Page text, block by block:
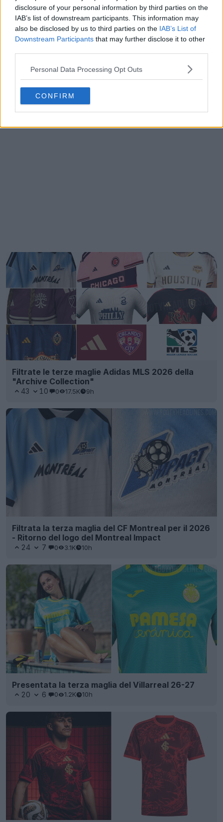
disclosure of your personal information by third parties on the
IAB’s list of downstream participants. This information may
also be disclosed by us to third parties on the IAB’s List of
Downstream Participants that may further disclose it to other
Personal Data Processing Opt Outs
CONFIRM
logo, estremamente simili tra loro
6 30 0 5K 9h
Filtrate le terze maglie Adidas MLS 2026 della
"Archive Collection"
43 10 0 17.5K 9h
Filtrata la terza maglia del CF Montreal per il 2026
- Ritorno del logo del Montreal Impact
24 7 0 3.1K 10h
Presentata la terza maglia del Villarreal 26-27
20 6 0 1.2K 10h